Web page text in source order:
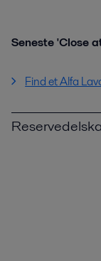
Seneste 'Close
Find et Alfa